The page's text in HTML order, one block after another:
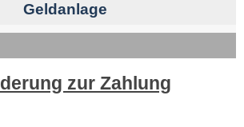
Geldanlage
zur Zahlung